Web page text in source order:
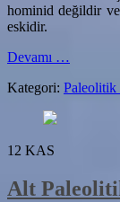
hominid değildir ve
eskidir.
Devamı
(Alt
Çağ)
…
Kategori: Paleolitik
12 KAS
Alt